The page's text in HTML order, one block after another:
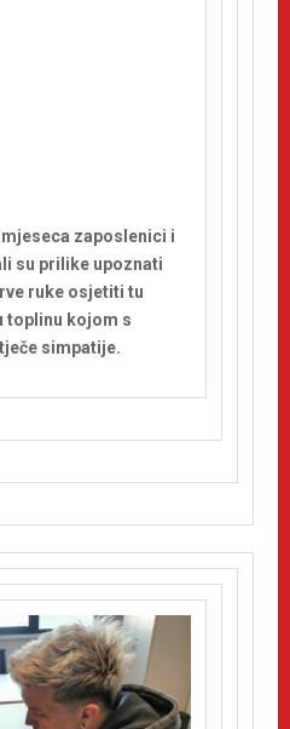
zaposlenici i
su prilike upoznati
ruke osjetiti tu
toplinu kojom s
simpatije.